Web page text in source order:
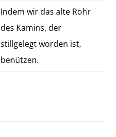
Indem wir das alte Rohr
des Kamins, der
stillgelegt worden ist,
benützen.